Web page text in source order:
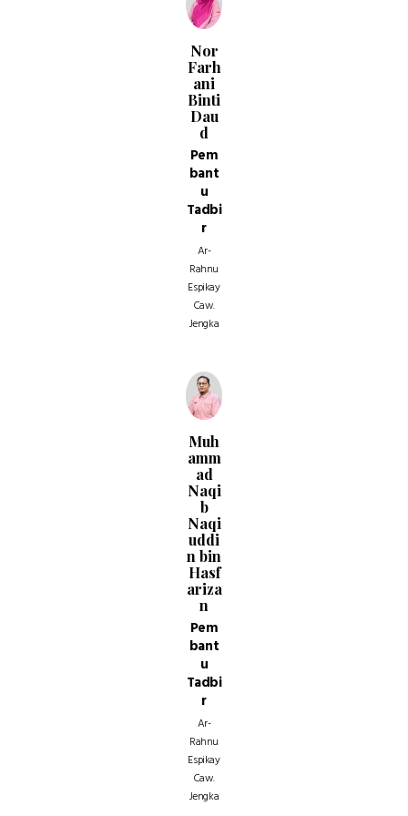
Nor
Farh
ani
Binti
Dau
d
Pem
bant
u
Tadbi
r
Ar-
Rahnu
Espikay
Caw.
Jengka
Muh
amm
ad
Naqi
b
Naqi
uddi
n bin
Hasf
ariza
n
Pem
bant
u
Tadbi
r
Ar-
Rahnu
Espikay
Caw.
Jengka